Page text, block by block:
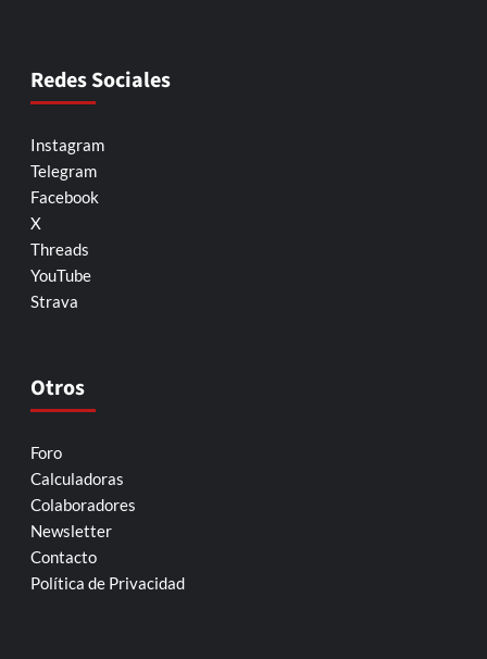
Redes Sociales
Instagram
Telegram
Facebook
X
Threads
YouTube
Strava
Otros
Foro
Calculadoras
Colaboradores
Newsletter
Contacto
Política de Privacidad